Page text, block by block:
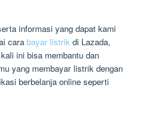
informasi yang dapat kami
cara bayar listrik di Lazada,
ini bisa membantu dan
yang membayar listrik dengan
berbelanja online seperti